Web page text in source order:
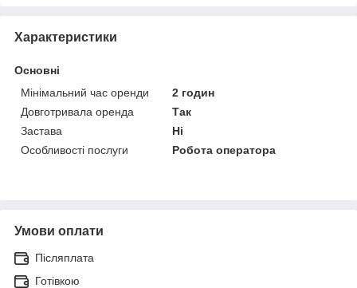
Характеристики
Основні
Мінімальний час оренди
2 годин
Довготривала оренда
Так
Застава
Ні
Особливості послуги
Робота оператора
Умови оплати
Післяплата
Готівкою